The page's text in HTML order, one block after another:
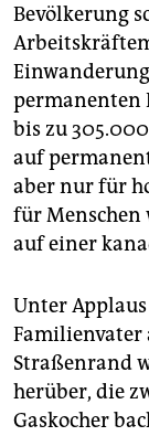
Bevölkerung
permanenten
bis zu
auf
aber nur für
für Menschen
auf einer
Unter
Familienvater
Straßenrand
herüber, die
Gaskocher